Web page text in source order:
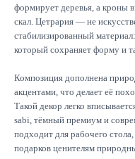
формирует деревья, а кроны
скал. Цетрария — не
стабилизированный
который сохраняет форму и
Композиция дополнена
акцентами, что делает её
Такой декор легко
sabi, тёмный премиум и
подходит для рабочего
подарков ценителям
Каталог
Подписывайтесь
на новинки и акции